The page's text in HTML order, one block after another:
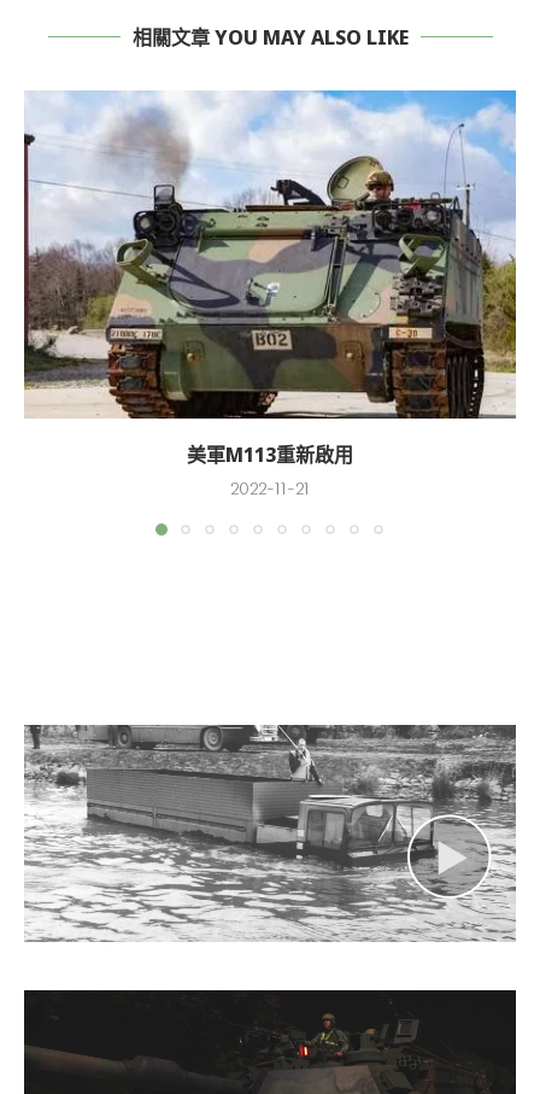
相關文章 YOU MAY ALSO LIKE
美軍M113重新啟用
2022-11-21